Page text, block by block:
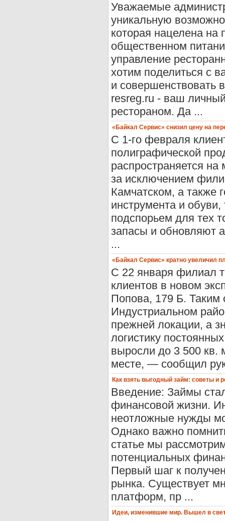
Уважаемые
уникальную
которая нацелена
общественном
управление
хотим поделиться с
и совершенствовать
resreg.ru - ваш
рестораном. Да ...
«Байкал Сервис» снизил цену на
С 1-го февраля
полиграфической
распространяется
за исключением
Камчатском, а также
инструмента и
подспорьем для тех
запасы и обновляют
...
«Байкал Сервис» кратно увеличил
С 22 января филиал
клиентов в новом
Попова, 179 Б. Таким
Индустриальном
прежней локации, а
логистику
выросли до 3 500
месте, — сообщил
Как взять выгодный займ: советы и
Введение: Займы
финансовой жизни.
неотложные нужды
Однако важно
статье мы
потенциальных
Первый шаг к
рынка. Существует
платформ, пр ...
Идеи, изменившие мир. Вышел в